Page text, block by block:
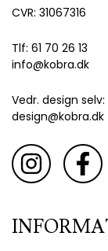
CVR: 31067316
Tlf: 61 70 26 13
info@kobra.dk
Vedr. design selv:
design@kobra.dk